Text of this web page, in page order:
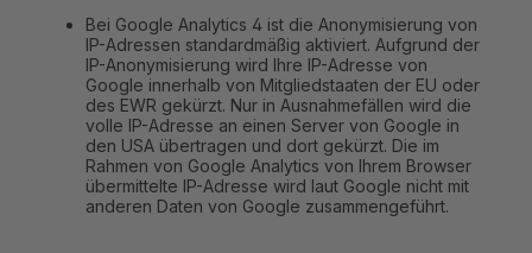
Bei Google Analytics 4 ist die Anonymisierung von
IP-Adressen standardmäßig aktiviert. Aufgrund der
IP-Anonymisierung wird Ihre IP-Adresse von
Google innerhalb von Mitgliedstaaten der EU oder
des EWR gekürzt. Nur in Ausnahmefällen wird die
volle IP-Adresse an einen Server von Google in
den USA übertragen und dort gekürzt. Die im
Rahmen von Google Analytics von Ihrem Browser
übermittelte IP-Adresse wird laut Google nicht mit
anderen Daten von Google zusammengeführt.